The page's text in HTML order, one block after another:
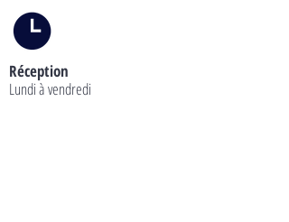
Réception
Lundi à vendredi